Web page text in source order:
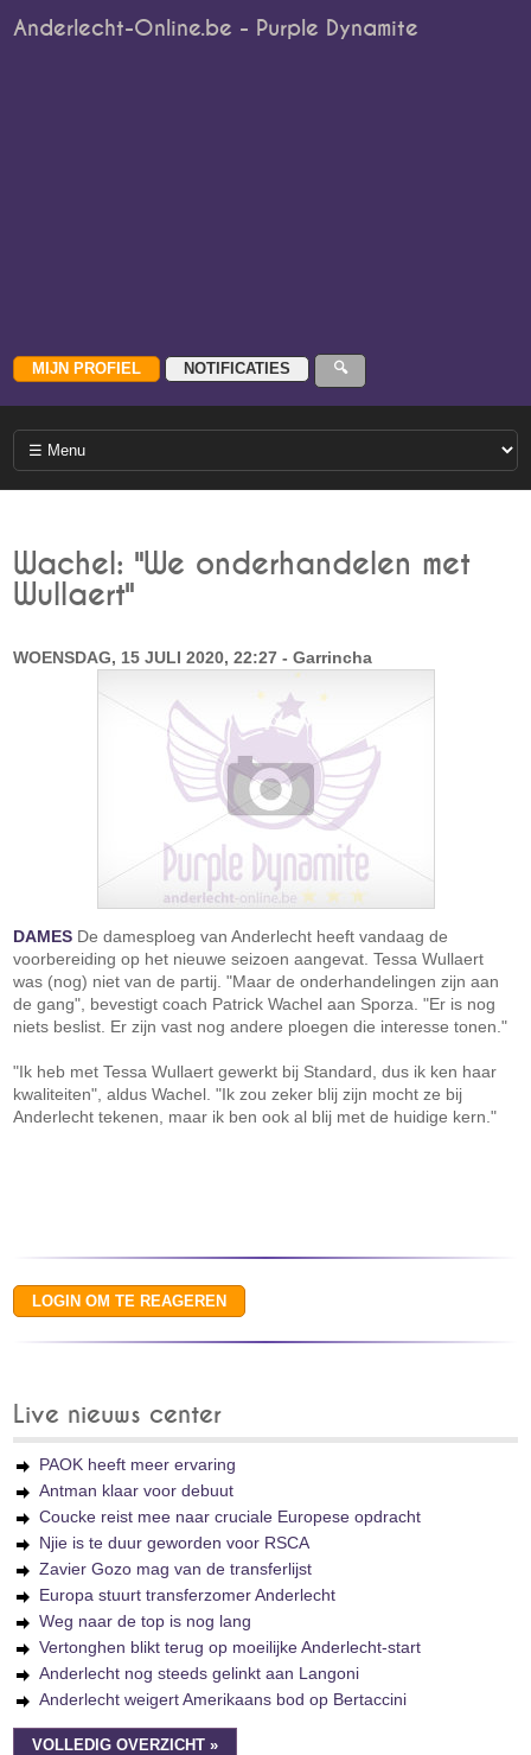
Anderlecht-Online.be - Purple Dynamite
Wachel: "We onderhandelen met
Wullaert"
WOENSDAG, 15 JULI 2020, 22:27 - Garrincha
DAMES De damesploeg van Anderlecht heeft vandaag de
voorbereiding op het nieuwe seizoen aangevat. Tessa Wullaert
was (nog) niet van de partij. "Maar de onderhandelingen zijn aan
de gang", bevestigt coach Patrick Wachel aan Sporza. "Er is nog
niets beslist. Er zijn vast nog andere ploegen die interesse tonen."
"Ik heb met Tessa Wullaert gewerkt bij Standard, dus ik ken haar
kwaliteiten", aldus Wachel. "Ik zou zeker blij zijn mocht ze bij
Anderlecht tekenen, maar ik ben ook al blij met de huidige kern."
Live nieuws center
PAOK heeft meer ervaring
Antman klaar voor debuut
Coucke reist mee naar cruciale Europese opdracht
Njie is te duur geworden voor RSCA
Zavier Gozo mag van de transferlijst
Europa stuurt transferzomer Anderlecht
Weg naar de top is nog lang
Vertonghen blikt terug op moeilijke Anderlecht-start
Anderlecht nog steeds gelinkt aan Langoni
Anderlecht weigert Amerikaans bod op Bertaccini
VOLLEDIG OVERZICHT »